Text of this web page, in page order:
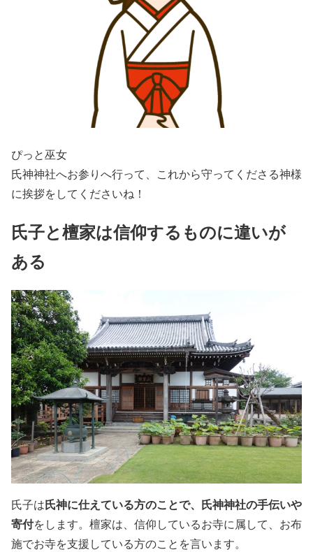
ぴっと巫女
氏神神社へお参りへ行って、これから守ってくださる神様
に挨拶をしてくださいね！
氏子と檀家は信仰するものに違いが
ある
氏子は氏神に仕えている方のことで、氏神神社の手伝いや
寄付をします。檀家は、信仰しているお寺に属して、お布
施でお寺を支援している方のことを言います。